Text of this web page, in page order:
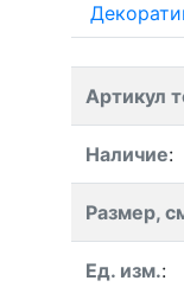
Артикул
Наличие:
Размер,
Ед. изм.: